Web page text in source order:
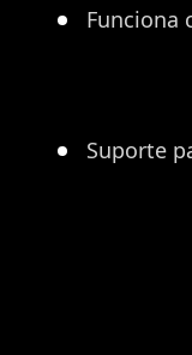
Funciona
Suporte